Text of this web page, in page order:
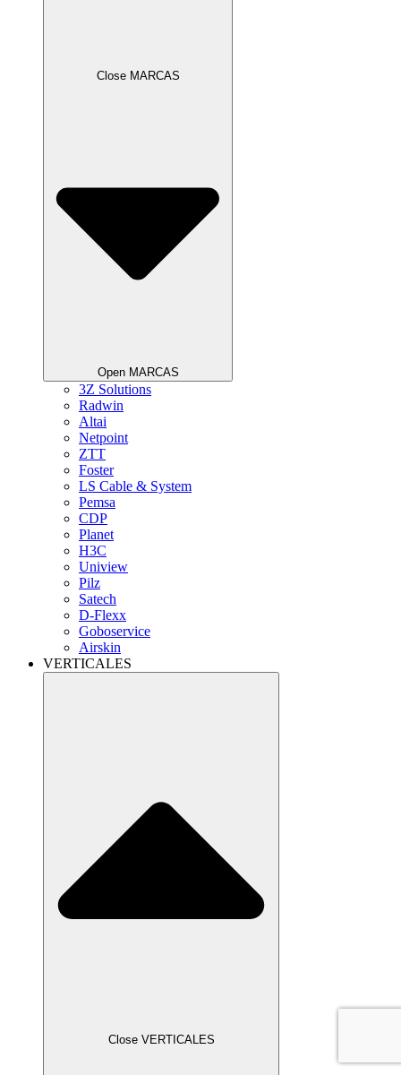
Close MARCAS
Open MARCAS
3Z Solutions
Radwin
Altai
Netpoint
ZTT
Foster
LS Cable & System
Pemsa
CDP
Planet
H3C
Uniview
Pilz
Satech
D-Flexx
Goboservice
Airskin
VERTICALES
Close VERTICALES